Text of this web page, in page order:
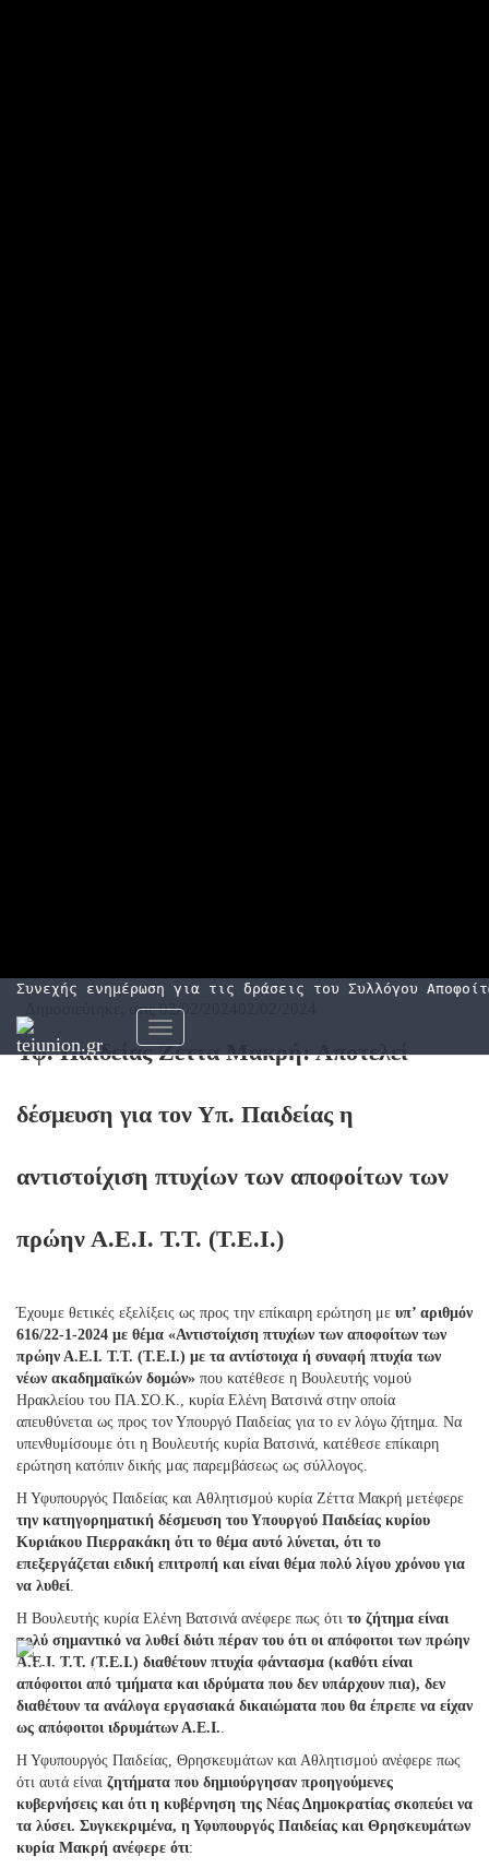
Συνεχής ενημέρωση για τις δράσεις του Συλλόγου
Εναλλαγή
Δημοσιεύτηκε, στις02/02/2024
Υφ. Παιδείας Ζέττα Μακρή: Αποτελεί
δέσμευση για τον Υπ. Παιδείας η
αντιστοίχιση πτυχίων των αποφοίτων των
πρώην Α.Ε.Ι. Τ.Τ. (Τ.Ε.Ι.)
Έχουμε θετικές εξελίξεις ως προς την επίκαιρη ερώτηση με υπ’ αριθμόν
616/22-1-2024 με θέμα «Αντιστοίχιση πτυχίων των αποφοίτων των
πρώην Α.Ε.Ι. Τ.Τ. (Τ.Ε.Ι.) με τα αντίστοιχα ή συναφή πτυχία των
νέων ακαδημαϊκών δομών» που κατέθεσε η Βουλευτής νομού
Ηρακλείου του ΠΑ.ΣΟ.Κ., κυρία Ελένη Βατσινά στην οποία
απευθύνεται ως προς τον Υπουργό Παιδείας για το εν λόγω ζήτημα. Να
υπενθυμίσουμε ότι η Βουλευτής κυρία Βατσινά, κατέθεσε επίκαιρη
ερώτηση κατόπιν δικής μας παρεμβάσεως ως σύλλογος.
Η Υφυπουργός Παιδείας και Αθλητισμού κυρία Ζέττα Μακρή μετέφερε
την κατηγορηματική δέσμευση του Υπουργού Παιδείας κυρίου
Κυριάκου Πιερρακάκη ότι το θέμα αυτό λύνεται, ότι το
επεξεργάζεται ειδική επιτροπή και είναι θέμα πολύ λίγου χρόνου για
να λυθεί.
Η Βουλευτής κυρία Ελένη Βατσινά ανέφερε πως ότι το ζήτημα είναι
πολύ σημαντικό να λυθεί διότι πέραν του ότι οι απόφοιτοι των πρώην
Α.Ε.Ι. Τ.Τ. (Τ.Ε.Ι.) διαθέτουν πτυχία φάντασμα (καθότι είναι
απόφοιτοι από τμήματα και ιδρύματα που δεν υπάρχουν πια), δεν
διαθέτουν τα ανάλογα εργασιακά δικαιώματα που θα έπρεπε να είχαν
ως απόφοιτοι ιδρυμάτων Α.Ε.Ι..
Η Υφυπουργός Παιδείας, Θρησκευμάτων και Αθλητισμού ανέφερε πως
ότι αυτά είναι ζητήματα που δημιούργησαν προηγούμενες
κυβερνήσεις και ότι η κυβέρνηση της Νέας Δημοκρατίας σκοπεύει να
τα λύσει. Συγκεκριμένα, η Υφυπουργός Παιδείας και Θρησκευμάτων
κυρία Μακρή ανέφερε ότι: